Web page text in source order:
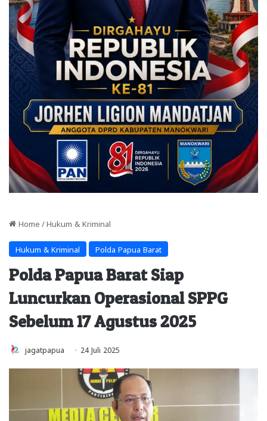
Home / Hukum & Kriminal
Hukum & Kriminal Polda Papua Barat
Polda Papua Barat Siap
Luncurkan Operasional SPPG
Sebelum 17 Agustus 2025
jagatpapua 24 Juli 2025